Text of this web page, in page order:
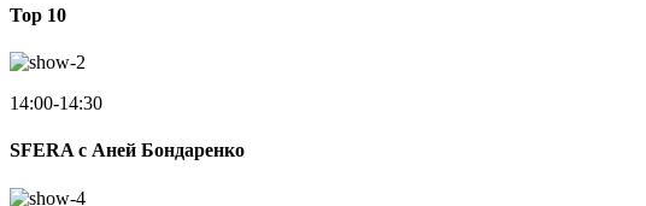
Top 10
14:00-14:30
SFERA с Аней Бондаренко